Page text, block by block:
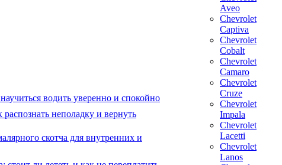
водить уверенно и спокойно
неполадку и вернуть
скотча для внутренних и
Aveo
Chevrolet
Captiva
Chevrolet
Cobalt
Chevrolet
Camaro
Chevrolet
Cruze
Chevrolet
Impala
Chevrolet
Lacetti
Chevrolet
Lanos